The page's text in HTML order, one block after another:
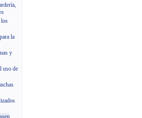
los
la
y
uso de